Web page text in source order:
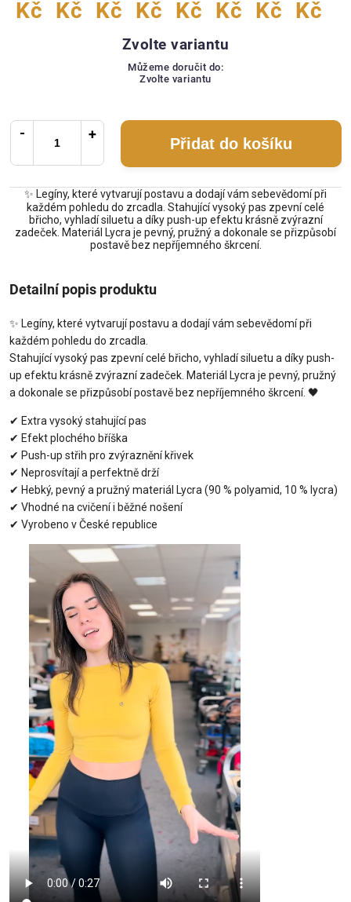
Kč Kč Kč Kč Kč Kč Kč Kč
Zvolte variantu
Můžeme doručit do:
Zvolte variantu
Přidat do košíku
✨ Legíny, které vytvarují postavu a dodají vám sebevědomí při
každém pohledu do zrcadla. Stahující vysoký pas zpevní celé
břicho, vyhladí siluetu a díky push-up efektu krásně zvýrazní
zadeček. Materiál Lycra je pevný, pružný a dokonale se přizpůsobí
postavě bez nepříjemného škrcení.
Detailní popis produktu
✨ Legíny, které vytvarují postavu a dodají vám sebevědomí při
každém pohledu do zrcadla.
Stahující vysoký pas zpevní celé břicho, vyhladí siluetu a díky push-
up efektu krásně zvýrazní zadeček. Materiál Lycra je pevný, pružný
a dokonale se přizpůsobí postavě bez nepříjemného škrcení. 🖤
✔ Extra vysoký stahující pas
✔ Efekt plochého bříška
✔ Push-up střih pro zvýraznění křivek
✔ Neprosvítají a perfektně drží
✔ Hebký, pevný a pružný materiál Lycra (90 % polyamid, 10 % lycra)
✔ Vhodné na cvičení i běžné nošení
✔ Vyrobeno v České republice